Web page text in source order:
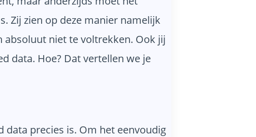
Zij zien op deze manier namelijk
absoluut niet te voltrekken. Ook jij
data. Hoe? Dat vertellen we je
precies is. Om het eenvoudig